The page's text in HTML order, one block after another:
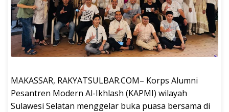
MAKASSAR, RAKYATSULBAR.COM– Korps Alumni
Pesantren Modern Al-Ikhlash (KAPMI) wilayah
Sulawesi Selatan menggelar buka puasa bersama di